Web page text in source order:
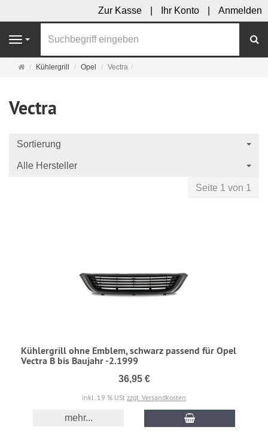
Zur Kasse Ihr Konto Anmelden
Navigation
Startseite
Kühlergrill Opel Vectra
Vectra
Sortierung
Alle Hersteller
Seite 1 von 1
Kühlergrill ohne Emblem, schwarz passend für Opel
Vectra B bis Baujahr -2.1999
36,95 €
inkl. 19 % USt zzgl. Versandkosten
mehr...